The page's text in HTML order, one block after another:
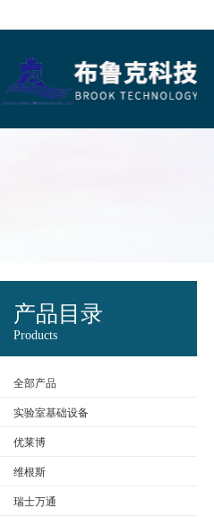
产品目录
Products
全部产品
实验室基础设备
优莱博
维根斯
瑞士万通